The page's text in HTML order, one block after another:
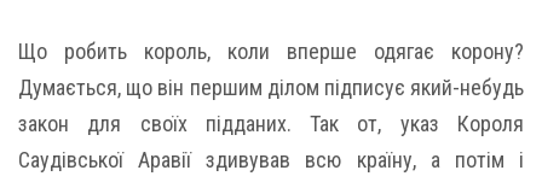
Що робить король, коли вперше одягає корону?
Думається, що він першим ділом підписує який-небудь
закон для своїх підданих. Так от, указ Короля
Саудівської Аравії здивував всю країну, а потім і